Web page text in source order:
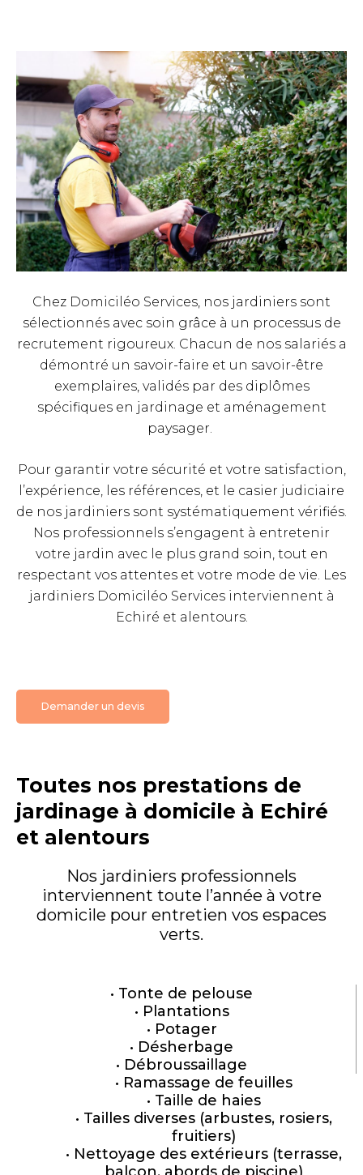
Chez Domiciléo Services, nos jardiniers sont
sélectionnés avec soin grâce à un processus de
recrutement rigoureux. Chacun de nos salariés a
démontré un savoir-faire et un savoir-être
exemplaires, validés par des diplômes
spécifiques en jardinage et aménagement
paysager.
Pour garantir votre sécurité et votre satisfaction,
l’expérience, les références, et le casier judiciaire
de nos jardiniers sont systématiquement vérifiés.
Nos professionnels s’engagent à entretenir
votre jardin avec le plus grand soin, tout en
respectant vos attentes et votre mode de vie. Les
jardiniers Domiciléo Services interviennent à
Echiré et alentours.
Demander un devis
Toutes nos prestations de
jardinage à domicile à Echiré
et alentours
Nos jardiniers professionnels
interviennent toute l’année à votre
domicile pour entretien vos espaces
verts.
Tonte de pelouse
Plantations
Potager
Désherbage
Débroussaillage
Ramassage de feuilles
Taille de haies
Tailles diverses (arbustes, rosiers,
fruitiers)
Nettoyage des extérieurs (terrasse,